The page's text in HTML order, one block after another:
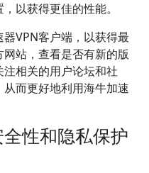
以获得更佳的性能。
VPN客户端，以获得最
站，查看是否有新的版
相关的用户论坛和社
而更好地利用海牛加速
性和隐私保护